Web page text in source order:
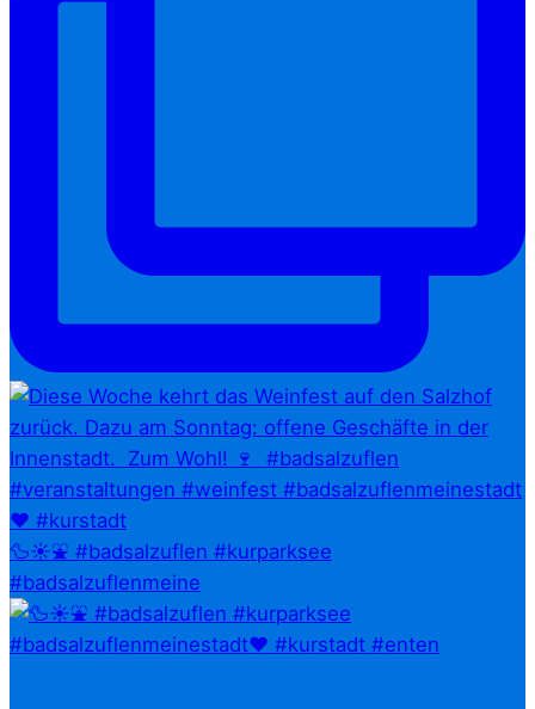
🦆☀️⛲ #badsalzuflen #kurparksee
#badsalzuflenmeine